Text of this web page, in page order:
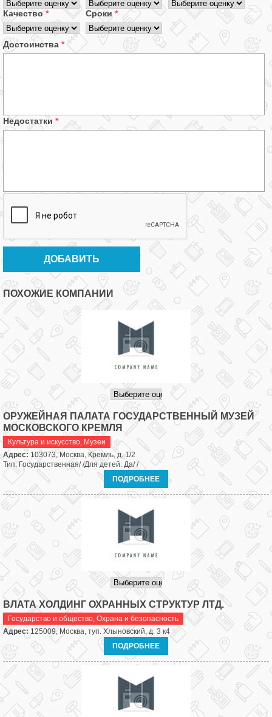
Качество* Сроки *
Достоинства *
Недостатки *
ПОХОЖИЕ КОМПАНИИ
ОРУЖЕЙНАЯ ПАЛАТА ГОСУДАРСТВЕННЫЙ МУЗЕЙ
МОСКОВСКОГО КРЕМЛЯ
Культура и искусство, Музеи
Адрес: 103073, Москва, Кремль, д. 1/2
Тип: Государственная/ /Для детей: Да/ /
ПОДРОБНЕЕ
ВЛАТА ХОЛДИНГ ОХРАННЫХ СТРУКТУР ЛТД.
Государство и общество, Охрана и безопасность
Адрес: 125009, Москва, туп. Хлыновский, д. 3 к4
ПОДРОБНЕЕ